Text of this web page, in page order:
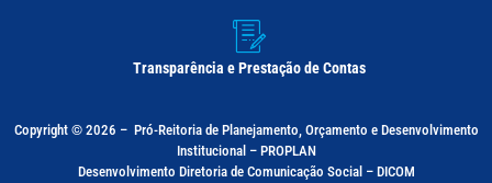
Transparência e Prestação de Contas
Copyright © 2026 – Pró-Reitoria de Planejamento, Orçamento e Desenvolvimento
Institucional – PROPLAN
Desenvolvimento Diretoria de Comunicação Social – DICOM